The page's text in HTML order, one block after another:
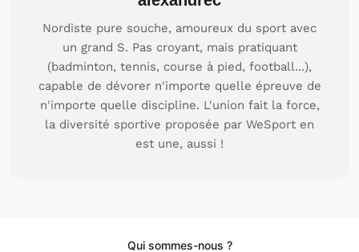
Nordiste pure souche, amoureux du sport avec
un grand S. Pas croyant, mais pratiquant
(badminton, tennis, course à pied, football...),
capable de dévorer n'importe quelle épreuve de
n'importe quelle discipline. L'union fait la force,
la diversité sportive proposée par WeSport en
est une, aussi !
Qui sommes-nous ?